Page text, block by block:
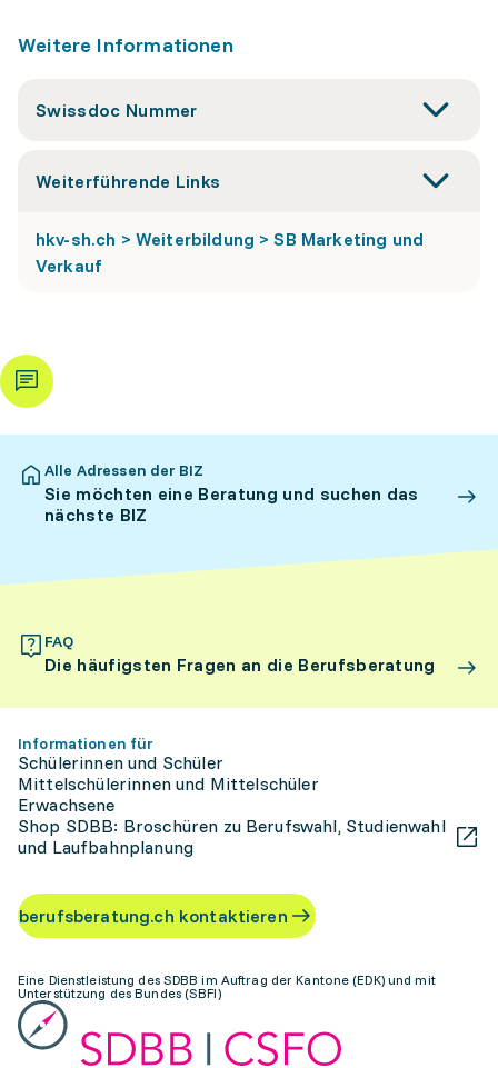
Weitere Informationen
Swissdoc Nummer
Weiterführende Links
hkv-sh.ch > Weiterbildung > SB Marketing und
Verkauf
Alle Adressen der BIZ
Sie möchten eine Beratung und suchen das
nächste BIZ
FAQ
Die häufigsten Fragen an die Berufsberatung
Informationen für
Schülerinnen und Schüler
Mittelschülerinnen und Mittelschüler
Erwachsene
Shop SDBB: Broschüren zu Berufswahl, Studienwahl
und Laufbahnplanung
berufsberatung.ch kontaktieren
Eine Dienstleistung des SDBB im Auftrag der Kantone (EDK) und mit
Unterstützung des Bundes (SBFI)